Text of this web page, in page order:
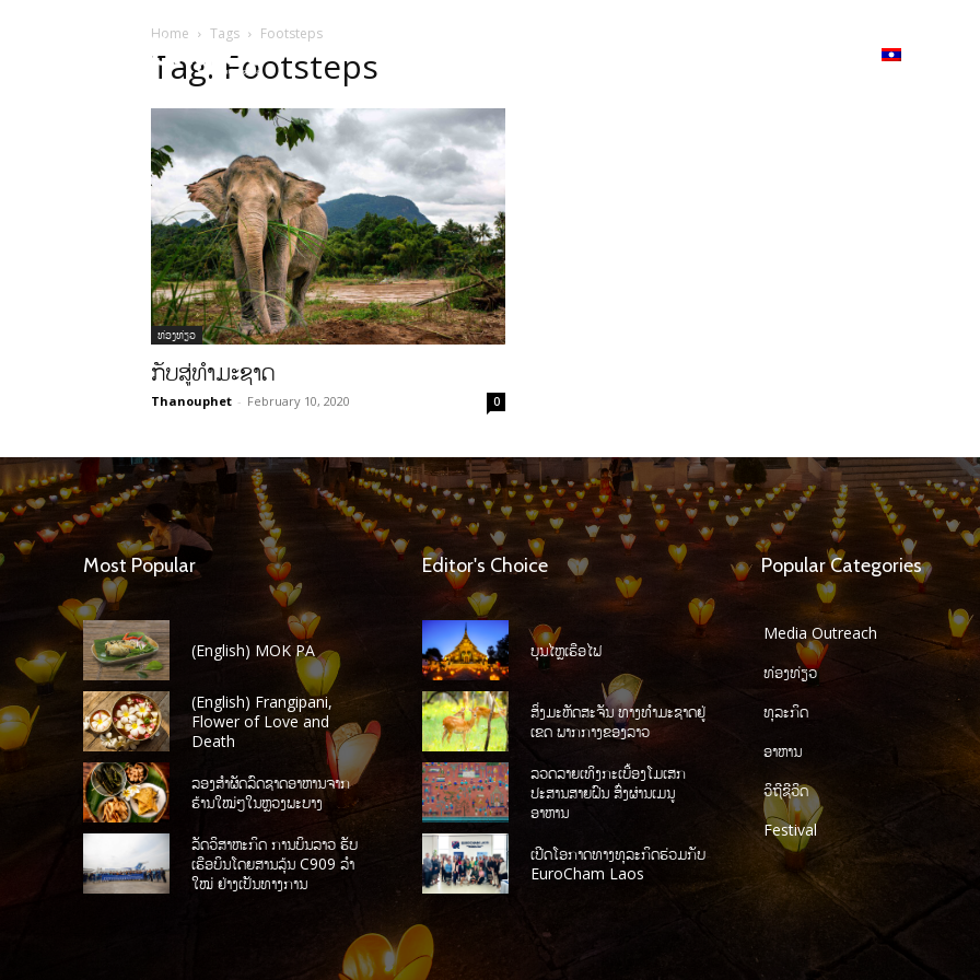
Home Tags Footsteps
Tag: Footsteps
ທ່ອງທ່ຽວ
ກັບສູ່ທຳມະຊາດ
Thanouphet - February 10, 2020 0
Most Popular
(English) MOK PA
(English) Frangipani,
Flower of Love and
Death
ລອງສໍາຜັດລົດຊາດອາຫານຈາກ
ຮ້ານໃໝ່ໆໃນຫຼວງພະບາງ
ລັດວິສາຫະກິດ ການບິນລາວ ຮັບ
ເຮືອບິນໂດຍສານລຸ້ນ C909 ລໍາ
ໃໝ່ ຢ່າງເປັນທາງການ
Editor's Choice
ບຸນໄຫຼເຮືອໄຟ
ສິ່ງມະຫັດສະຈັນ ທາງທໍາມະຊາດຢູ່
ເຂດ ພາກກາງຂອງລາວ
ລວດລາຍເທິງກະເບື້ອງໂມເສກ
ປະສານສາຍຝົນ ສົ່ງຜ່ານເມນູ
ອາຫານ
ເປີດໂອກາດທາງທຸລະກິດຮ່ວມກັບ
EuroCham Laos
Popular Categories
Media Outreach
ທ່ອງທ່ຽວ
ທຸລະກິດ
ອາຫານ
ວິຖີຊີວິດ
Festival